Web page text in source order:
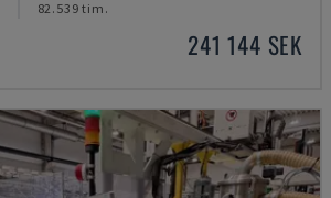
82.539 tim.
241 144 SEK